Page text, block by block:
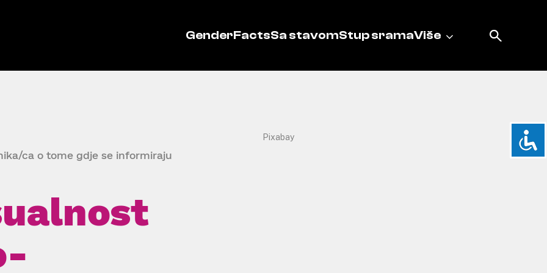
GenderFactsSa stavomStup sramaViše
ca o tome gdje se informiraju
Pixabay